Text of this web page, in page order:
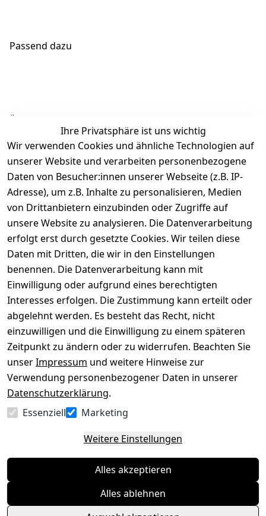
Passend dazu
Ähnliche Produkte
Ihre Privatsphäre ist uns wichtig
Wir verwenden Cookies und ähnliche Technologien auf
unserer Website und verarbeiten personenbezogene
Daten von Besucher:innen unserer Webseite (z.B. IP-
Adresse), um z.B. Inhalte zu personalisieren, Medien
von Drittanbietern einzubinden oder Zugriffe auf
unsere Website zu analysieren. Die Datenverarbeitung
erfolgt erst durch gesetzte Cookies. Wir teilen diese
Daten mit Dritten, die wir in den Einstellungen
benennen. Die Datenverarbeitung kann mit
Einwilligung oder aufgrund eines berechtigten
Interesses erfolgen. Die Zustimmung kann erteilt oder
abgelehnt werden. Es besteht das Recht, nicht
einzuwilligen und die Einwilligung zu einem späteren
Zeitpunkt zu ändern oder zu widerrufen. Beachten Sie
unserImpressum und weitere Hinweise zur
Verwendung personenbezogener Daten in unserer
Datenschutzerklärung.
Essenziell
Marketing
Weitere Einstellungen
Alles akzeptieren
Alles ablehnen
Rechtliches
AGB
Impressum
Datenschutze
rklärung
Barrierefreihe
itserklärung
Widerrufsrec
ht
Über uns
Kontakt
Registrieren
Kataloge zum
Download
Pflege &
Kundendienst
Kiefermöbel
Hilfe
Wir
versenden
mit
Zahle
bequem per
Vertrag
widerrufen